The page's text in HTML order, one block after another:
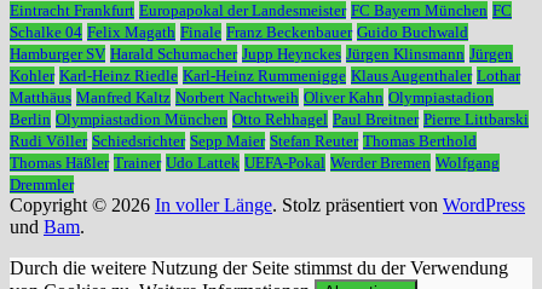
Eintracht Frankfurt Europapokal der Landesmeister FC Bayern München FC
Schalke 04 Felix Magath Finale Franz Beckenbauer Guido Buchwald
Hamburger SV Harald Schumacher Jupp Heynckes Jürgen Klinsmann Jürgen
Kohler Karl-Heinz Riedle Karl-Heinz Rummenigge Klaus Augenthaler Lothar
Matthäus Manfred Kaltz Norbert Nachtweih Oliver Kahn Olympiastadion
Berlin Olympiastadion München Otto Rehhagel Paul Breitner Pierre Littbarski
Rudi Völler Schiedsrichter Sepp Maier Stefan Reuter Thomas Berthold
Thomas Häßler Trainer Udo Lattek UEFA-Pokal Werder Bremen Wolfgang
Dremmler
Copyright © 2026 In voller Länge. Stolz präsentiert von WordPress
und Bam.
Durch die weitere Nutzung der Seite stimmst du der Verwendung